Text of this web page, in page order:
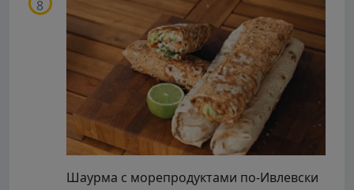
Шаурма с морепродуктами по-Ивлевски